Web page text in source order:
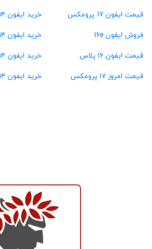
قیمت ایفون 17 پرومکس
فروش ایفون 16e
قیمت ایفون ۱۶ پلاس
قیمت امروز ۱۷ پرومکس
خرید ایفون ۱۴ پرومکس
خرید ایفون ۱۴ پرو
خرید ایفون ۱۴ پلاس
خرید ایفون ۱۴ نرمال